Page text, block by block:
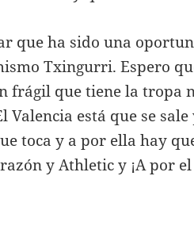
que ha sido una
Txingurri. Espero
frágil que tiene la tropa
Valencia está que se
toca y a por ella hay
y Athletic y ¡A por